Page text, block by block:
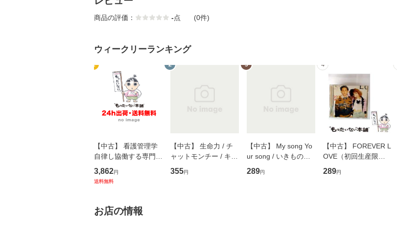
商品の評価： -点 (0件)
ウィークリーランキング
1
【中古】 看護管理学
自律し協働する専門職
の看護マネジメントス
キル 改訂第3版 (看護
堂 [単行
3,862円
送料無料
2
【中古】 生命力 / チ
ャットモンチー / キュ
ーンレコード [CD]
【メール便送料無料】
355円
3
【中古】 My song Yo
ur song / いきものが
かり / [CD]【メール便
送料無料】
289円
4
【中古】 FOREVER L
OVE（初回生産限定
盤） / 清水翔太×加藤
ミリヤ / [CD]【メール
289円
お店の情報